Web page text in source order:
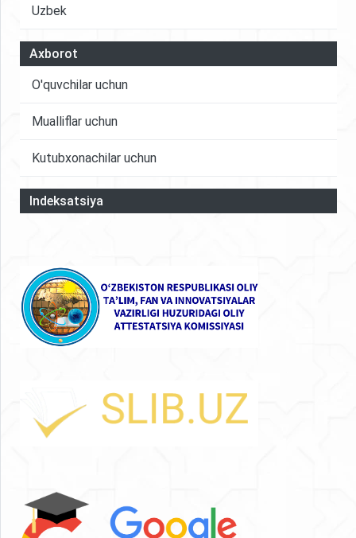
Uzbek
Axborot
O'quvchilar uchun
Mualliflar uchun
Kutubxonachilar uchun
Indeksatsiya